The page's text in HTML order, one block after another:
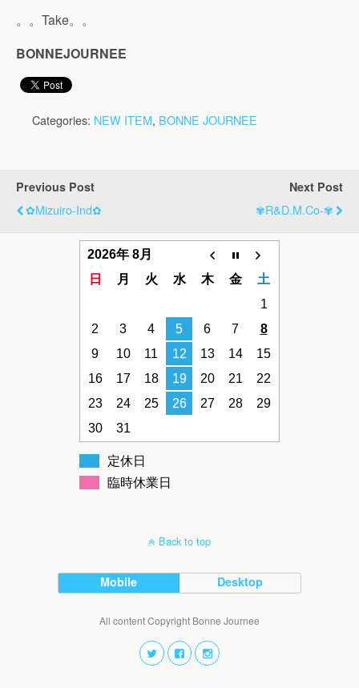
。。Take。。
BONNEJOURNEE
Categories: NEW ITEM, BONNE JOURNEE
Previous Post
✿mizuiro-Ind✿
Next Post
✾R&D.M.Co-✾
2026年 8月
日
月 火 水 木 金
土
1
2
3 4 5 6 7
8
9
10 11 12 13 14
15
16
17 18 19 20 21
22
23
24 25 26 27 28
29
30
31
定休日
臨時休業日
Back to top
Mobile Desktop
All content Copyright Bonne Journee